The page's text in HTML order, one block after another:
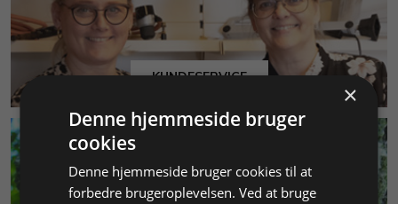
KUNDESERVICE
×
Denne hjemmeside bruger
cookies
Denne hjemmeside bruger cookies til at
forbedre brugeroplevelsen. Ved at bruge